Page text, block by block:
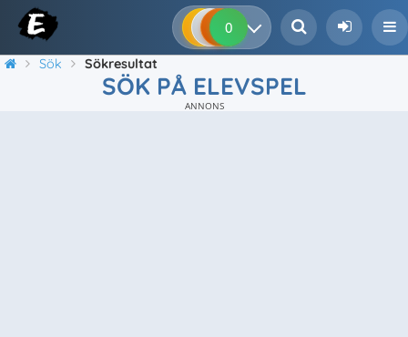
0 0 0
Sök Sökresultat
SÖK PÅ ELEVSPEL
ANNONS